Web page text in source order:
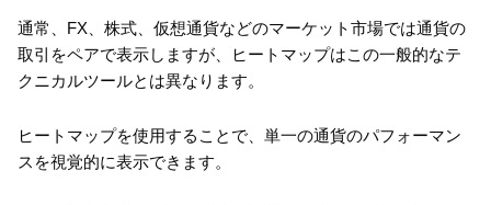
通常、FX、株式、仮想通貨などのマーケット市場では通貨の
取引をペアで表示しますが、ヒートマップはこの一般的なテ
クニカルツールとは異なります。
ヒートマップを使用することで、単一の通貨のパフォーマン
スを視覚的に表示できます。